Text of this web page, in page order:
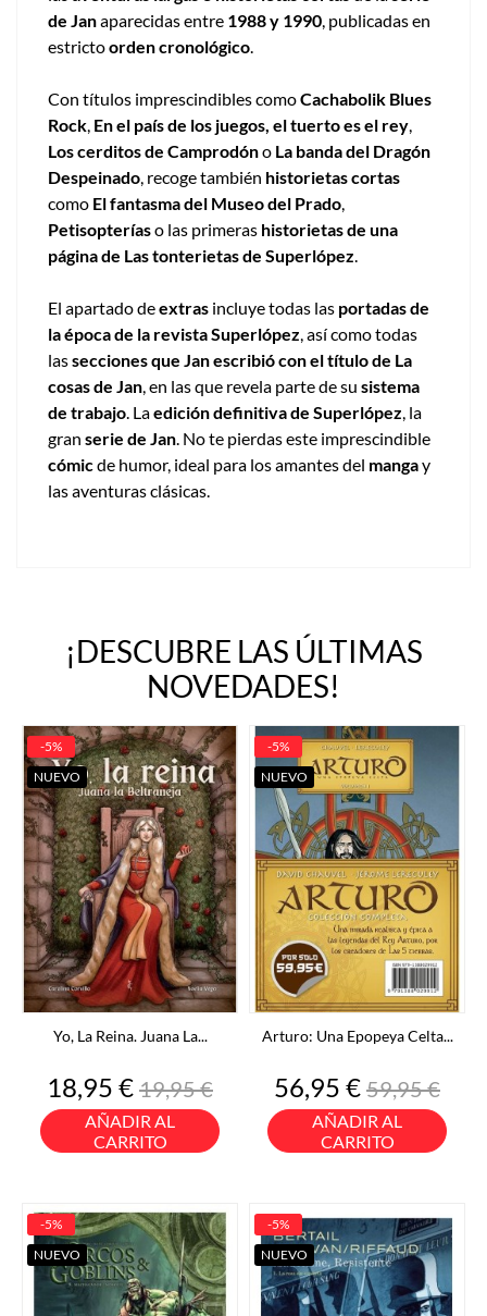
de Janaparecidas entre 1988 y 1990, publicadas en
estrictoorden cronológico.
Con títulos imprescindibles comoCachabolik Blues
Rock, En el país de los juegos, el tuerto es el rey,
Los cerditos de Camprodóno La banda del Dragón
Despeinado, recoge también historietas cortas
como El fantasma del Museo del Prado,
Petisopteríaso las primeras historietas de una
página de Las tonterietas de Superlópez.
El apartado deextras incluye todas las portadas de
la época de la revista Superlópez, así como todas
lassecciones que Jan escribió con el título de La
cosas de Jan, en las que revela parte de su sistema
de trabajo. Laedición definitiva de Superlópez, la
gran serie de Jan. No te pierdas este imprescindible
cómicde humor, ideal para los amantes del mangay
las aventuras clásicas.
¡DESCUBRE LAS ÚLTIMAS
NOVEDADES!
Yo, La Reina. Juana La...
Precio
18,95 €Precio
base
19,95 €
AÑADIR AL
CARRITO
-5%
NUEVO
Arturo: Una Epopeya Celta...
Precio
56,95 €Precio
base
59,95 €
AÑADIR AL
CARRITO
-5%
NUEVO
-5%
NUEVO
-5%
NUEVO